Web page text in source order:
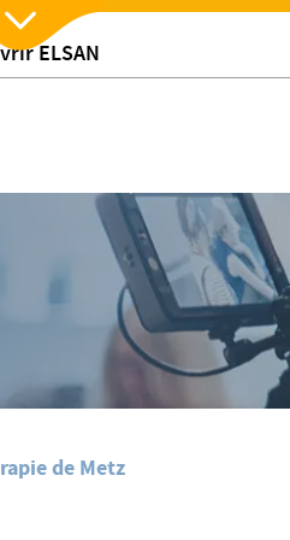
ELSAN
menu
chez les patients atteints
de Metz